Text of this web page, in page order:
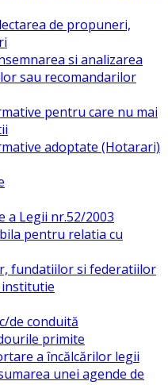
de propuneri,
si analizarea
sau recomandarilor
pentru care nu mai
adoptate (Hotarari)
a Legii nr.52/2003
pentru relatia cu
fundatiilor si federatiilor
institutie
de conduită
primite
a încălcărilor legii
unei agende de